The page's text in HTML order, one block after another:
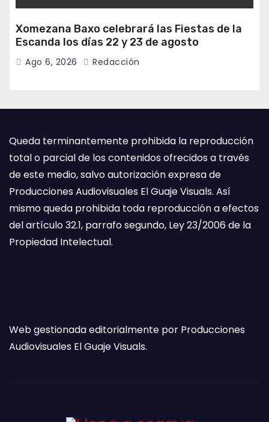
Xomezana Baxo celebrará las Fiestas de la
Escanda los días 22 y 23 de agosto
Ago 6, 2026 Redacción
Queda terminantemente prohibida la reproducción
total o parcial de los contenidos ofrecidos a través
de este medio, salvo autorización expresa de
Producciones Audiovisuales El Guaje Visuals. Así
mismo queda prohibida toda reproducción a efectos
del artículo 32.1, parrafo segundo, Ley 23/2006 de la
Propiedad Intelectual.
Web gestionada editorialmente por Producciones
Audiovisuales El Guaje Visuals.